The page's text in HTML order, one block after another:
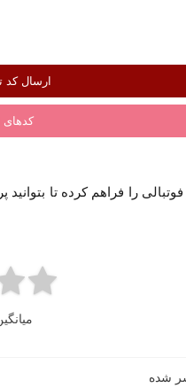
ارسال کد
کدهای
را فراهم کرده تا
میانگین
شده